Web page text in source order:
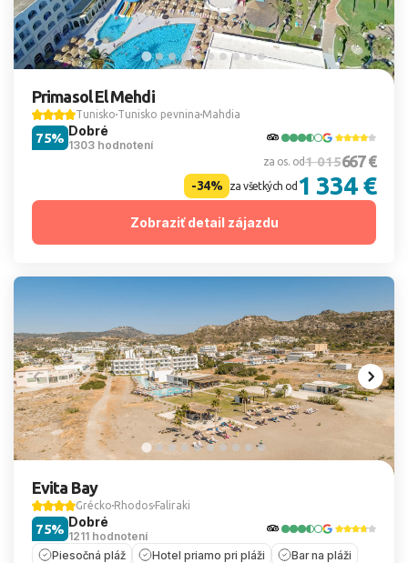
Primasol El Mehdi
Tunisko Tunisko pevnina Mahdia
Dobré
1303 hodnotení
75%
za os. od1 015667 €
-34% za všetkých od 1 334 €
Zobraziť detail zájazdu
Evita Bay
Grécko Rhodos Faliraki
Dobré
1211 hodnotení
75%
Piesočná pláž Hotel priamo pri pláži Bar na pláži